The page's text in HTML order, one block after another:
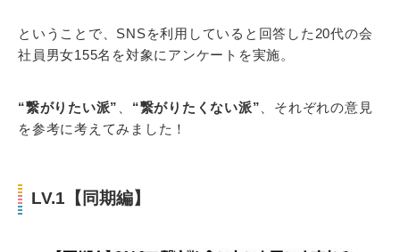
ということで、SNSを利用していると回答した20代の会
社員男女155名を対象にアンケートを実施。
“繋がりたい派” 、 “繋がりたくない派”、それぞれの意見
を参考に考えてみました！
LV.1【同期編】